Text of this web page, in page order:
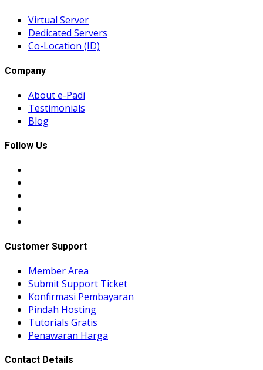
Virtual Server
Dedicated Servers
Co-Location (ID)
Company
About e-Padi
Testimonials
Blog
Follow Us
Customer Support
Member Area
Submit Support Ticket
Konfirmasi Pembayaran
Pindah Hosting
Tutorials Gratis
Penawaran Harga
Contact Details